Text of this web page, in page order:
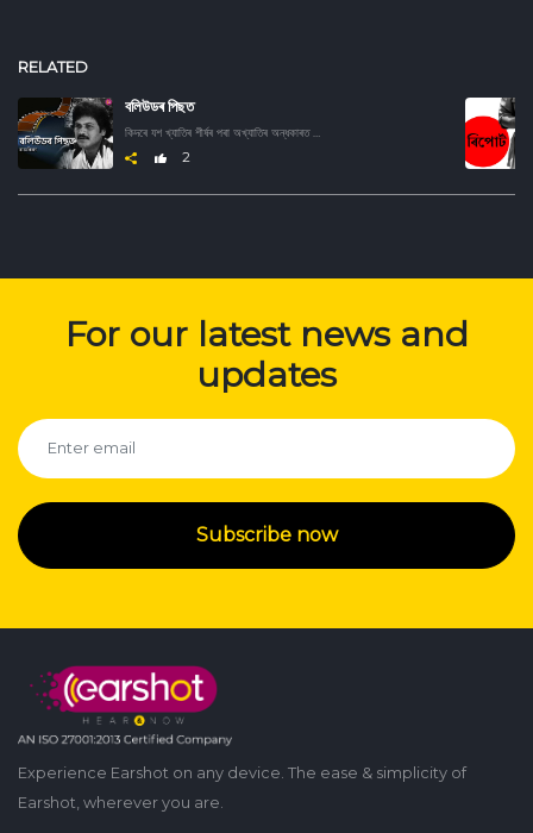
RELATED
বলিউডৰ পিছত
2
For our latest news and
updates
Subscribe now
Experience Earshot on any device. The ease & simplicity of
Earshot, wherever you are.